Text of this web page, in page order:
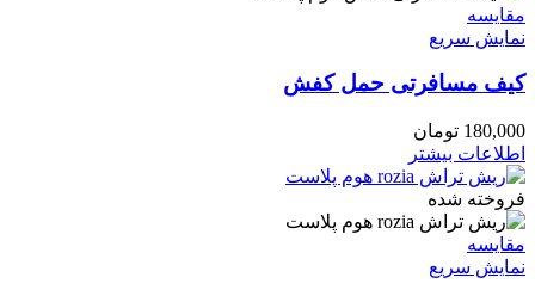
مقايسه
نمایش سریع
کیف مسافرتی حمل کفش
180,000 تومان
اطلاعات بیشتر
فروخته شده
مقايسه
نمایش سریع